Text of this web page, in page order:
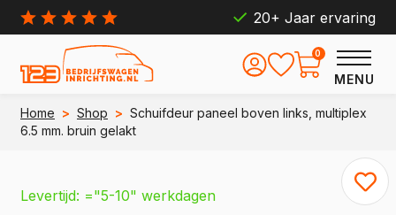
20+ Jaar ervaring
MENU
0
Home > Shop > Schuifdeur paneel boven links, multiplex
6.5 mm. bruin gelakt
Levertijd: ="5-10" werkdagen